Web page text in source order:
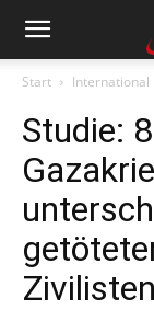
Start International
Studie:
Zivilisten